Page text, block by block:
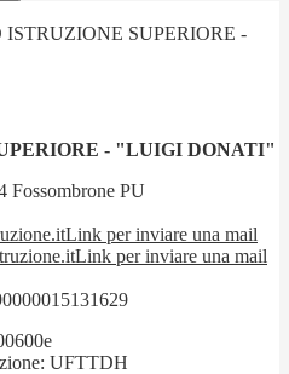
SUPERIORE -
- "LUIGI DONATI"
Fossombrone PU
Link per inviare una mail
Link per inviare una mail
UFTTDH